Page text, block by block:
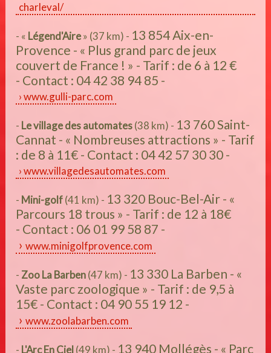
charleval/
- « Légend'Aire» (37 km) - 13 854 Aix-en-
Provence - « Plus grand parc de jeux
couvert de France ! » - Tarif : de 6 à 12 €
- Contact : 04 42 38 94 85 -
www.gulli-parc.com
- Le village des automates(38 km) - 13 760 Saint-
Cannat - « Nombreuses attractions » - Tarif
: de 8 à 11€ - Contact : 04 42 57 30 30 -
www.villagedesautomates.com
- Mini-golf(41 km) - 13 320 Bouc-Bel-Air - «
Parcours 18 trous » - Tarif : de 12 à 18€
- Contact : 06 01 99 58 87 -
www.minigolfprovence.com
- Zoo La Barben(47 km) - 13 330 La Barben - «
Vaste parc zoologique » - Tarif : de 9,5 à
15€ - Contact : 04 90 55 19 12 -
www.zoolabarben.com
- L'Arc En Ciel (49 km) - 13 940 Mollégès - « Parc